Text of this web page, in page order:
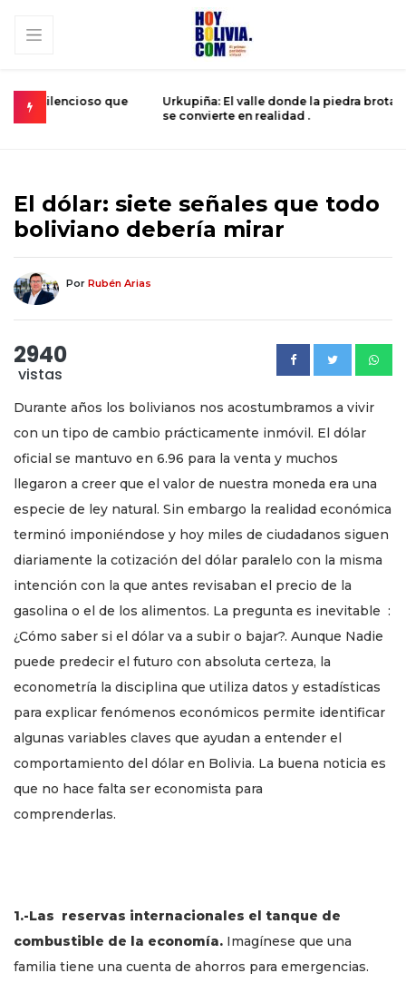
Urkupiña: El valle donde la piedra brota milagros y la fe
se convierte en realidad .
El dólar: siete señales que todo
boliviano debería mirar
Por Rubén Arias
2940
vistas
Durante años los bolivianos nos acostumbramos a vivir
con un tipo de cambio prácticamente inmóvil. El dólar
oficial se mantuvo en 6.96 para la venta y muchos
llegaron a creer que el valor de nuestra moneda era una
especie de ley natural. Sin embargo la realidad económica
terminó imponiéndose y hoy miles de ciudadanos siguen
diariamente la cotización del dólar paralelo con la misma
intención con la que antes revisaban el precio de la
gasolina o el de los alimentos. La pregunta es inevitable :
¿Cómo saber si el dólar va a subir o bajar?. Aunque Nadie
puede predecir el futuro con absoluta certeza, la
econometría la disciplina que utiliza datos y estadísticas
para explicar fenómenos económicos permite identificar
algunas variables claves que ayudan a entender el
comportamiento del dólar en Bolivia. La buena noticia es
que no hace falta ser economista para
comprenderlas.
1.-Las reservas internacionales el tanque de
combustible de la economía. Imagínese que una
familia tiene una cuenta de ahorros para emergencias.